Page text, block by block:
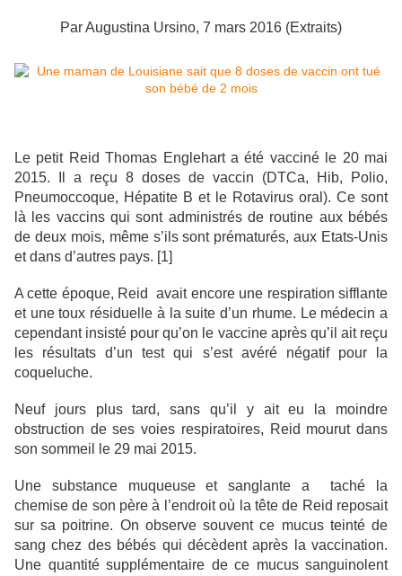
Par Augustina Ursino, 7 mars 2016 (Extraits)
Le petit Reid Thomas Englehart a été vacciné le 20 mai
2015. Il a reçu 8 doses de vaccin (DTCa, Hib, Polio,
Pneumoccoque, Hépatite B et le Rotavirus oral). Ce sont
là les vaccins qui sont administrés de routine aux bébés
de deux mois, même s’ils sont prématurés, aux Etats-Unis
et dans d’autres pays. [1]
A cette époque, Reid avait encore une respiration sifflante
et une toux résiduelle à la suite d’un rhume. Le médecin a
cependant insisté pour qu’on le vaccine après qu’il ait reçu
les résultats d’un test qui s’est avéré négatif pour la
coqueluche.
Neuf jours plus tard, sans qu’il y ait eu la moindre
obstruction de ses voies respiratoires, Reid mourut dans
son sommeil le 29 mai 2015.
Une substance muqueuse et sanglante a taché la
chemise de son père à l’endroit où la tête de Reid reposait
sur sa poitrine. On observe souvent ce mucus teinté de
sang chez des bébés qui décèdent après la vaccination.
Une quantité supplémentaire de ce mucus sanguinolent